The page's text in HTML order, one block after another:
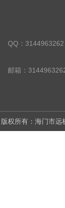
QQ：3144963262
邮箱：
权所有：海门市